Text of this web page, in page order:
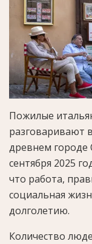
Пожилые
разговаривают
древнем городе
сентября 2025
что работа,
социальная
долголетию.
Количество